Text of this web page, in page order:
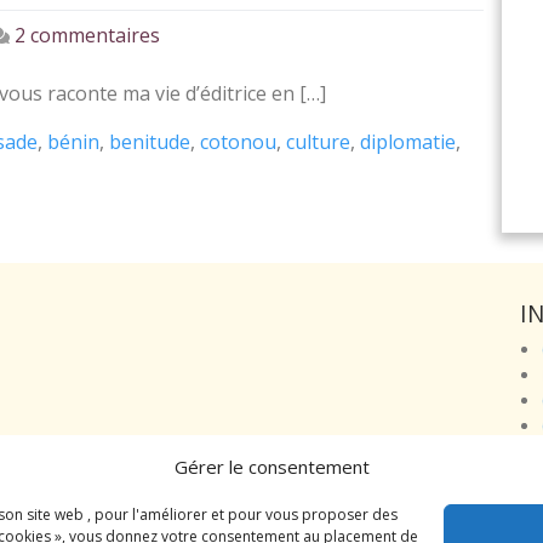
Gérer le consentement
site web , pour l'améliorer et pour vous proposer des
», vous donnez votre consentement au placement de
2 commentaires
Entre
et
raconte ma vie d’éditrice en […]
, bénin, benitude, cotonou, culture, diplomatie,